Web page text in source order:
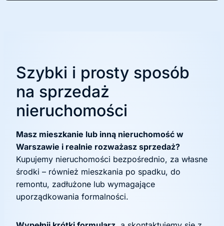
Szybki i prosty sposób
na sprzedaż
nieruchomości
Masz mieszkanie lub inną nieruchomość w
Warszawie i realnie rozważasz sprzedaż?
Kupujemy nieruchomości bezpośrednio, za własne
środki – również mieszkania po spadku, do
remontu, zadłużone lub wymagające
uporządkowania formalności.